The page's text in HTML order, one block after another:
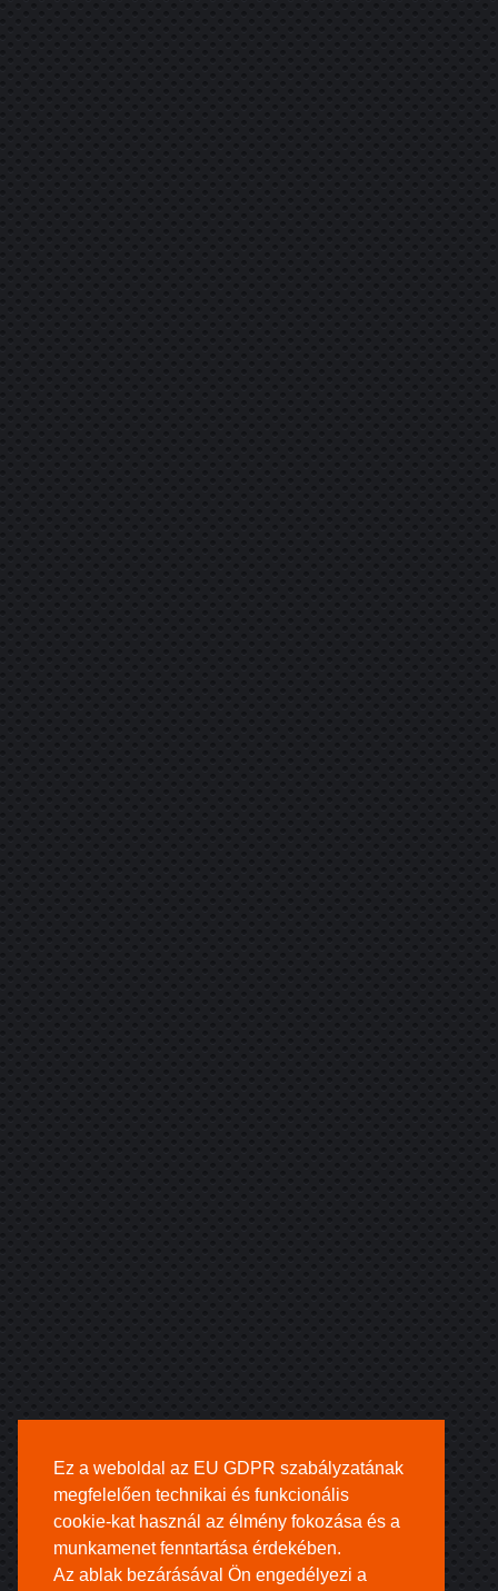
Ez a weboldal az EU GDPR szabályzatának
megfelelően technikai és funkcionális
cookie-kat használ az élmény fokozása és a
munkamenet fenntartása érdekében.
Az ablak bezárásával Ön engedélyezi a